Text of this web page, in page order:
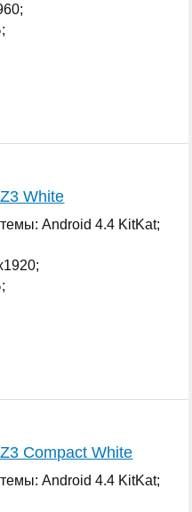
White
Android 4.4 KitKat;
Compact White
Android 4.4 KitKat;